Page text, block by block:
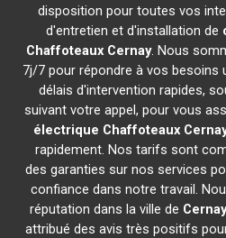
disposition pour toutes vos
d'entretien et d'installation de
Chaffoteaux Cernay. Nous
7j/7 pour répondre à vos
délais d'intervention rapides,
suivant votre appel, pour vous
électrique Chaffoteaux
rapidement. Nos tarifs sont
des garanties sur nos services
confiance dans notre travail.
réputation dans la ville de Cernay
attribué des avis très positifs